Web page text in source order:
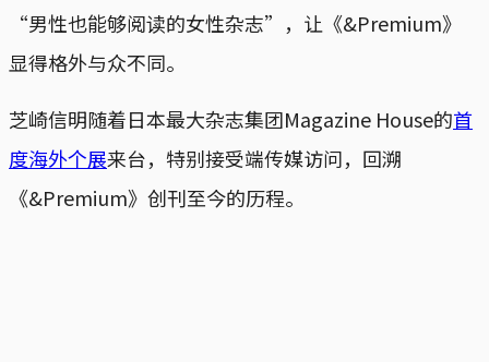
“男性也能够阅读的女性杂志”，让《&Premium》
显得格外与众不同。
芝崎信明随着日本最大杂志集团Magazine House的首
度海外个展来台，特别接受端传媒访问，回溯
《&Premium》创刊至今的历程。